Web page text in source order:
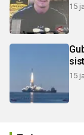
15
15